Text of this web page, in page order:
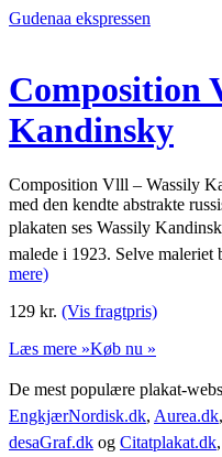
Gudenaa ekspressen
Composition
Kandinsky
Composition Vlll – Wassily
med den kendte abstrakte
plakaten ses Wassily
malede i 1923. Selve maleriet
mere)
129 kr. (Vis fragtpris)
Læs mere »Køb nu »
De mest populære plakat-
EngkjærNordisk.dk, Aurea.dk,
desaGraf.dk og Citatplakat.dk